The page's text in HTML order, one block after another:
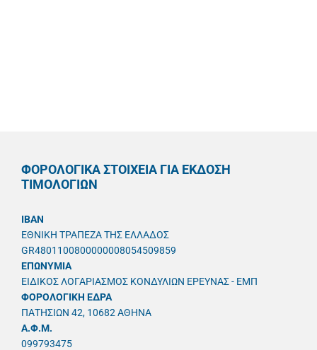
ΦΟΡΟΛΟΓΙΚΑ ΣΤΟΙΧΕΙΑ ΓΙΑ ΕΚΔΟΣΗ
ΤΙΜΟΛΟΓΙΩΝ
IBAN
ΕΘΝΙΚΗ ΤΡΑΠΕΖΑ ΤΗΣ ΕΛΛΑΔΟΣ
GR4801100800000008054509859
ΕΠΩΝΥΜΙΑ
ΕΙΔΙΚΟΣ ΛΟΓΑΡΙΑΣΜΟΣ ΚΟΝΔΥΛΙΩΝ ΕΡΕΥΝΑΣ - ΕΜΠ
ΦΟΡΟΛΟΓΙΚΗ ΕΔΡΑ
ΠΑΤΗΣΙΩΝ 42, 10682 ΑΘΗΝΑ
A.Φ.Μ.
099793475